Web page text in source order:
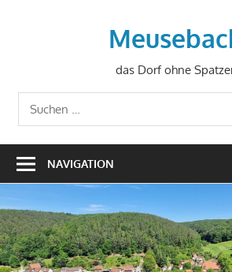
das Dorf ohne
Suchen
nach:
NAVIGATION